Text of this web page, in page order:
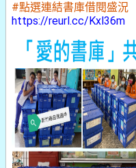
#點選連結書庫借閱盛況
https://reurl.cc/Kxl36m